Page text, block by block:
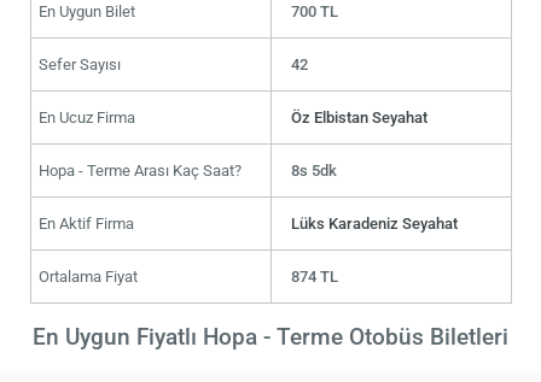
En Uygun Bilet 700 TL
Sefer Sayısı 42
En Ucuz Firma Öz Elbistan Seyahat
Hopa - Terme Arası Kaç Saat? 8s 5dk
En Aktif Firma Lüks Karadeniz Seyahat
Ortalama Fiyat 874 TL
En Uygun Fiyatlı Hopa - Terme Otobüs Biletleri